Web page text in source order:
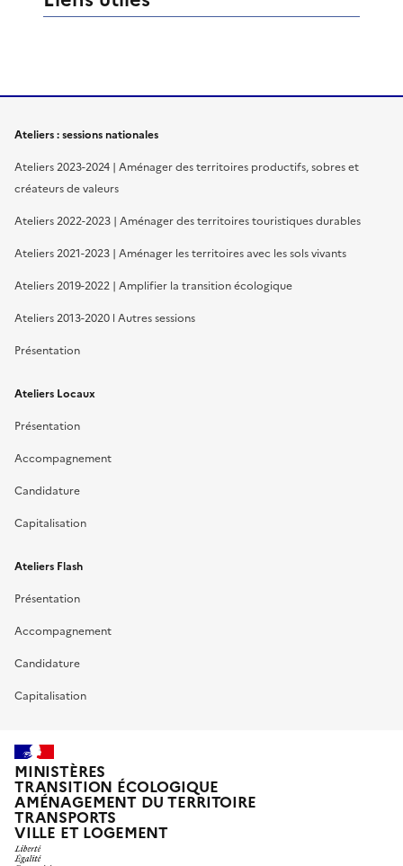
Ateliers : sessions nationales
Ateliers 2023-2024 | Aménager des territoires productifs, sobres et
créateurs de valeurs
Ateliers 2022-2023 | Aménager des territoires touristiques durables
Ateliers 2021-2023 | Aménager les territoires avec les sols vivants
Ateliers 2019-2022 | Amplifier la transition écologique
Ateliers 2013-2020 l Autres sessions
Présentation
Ateliers Locaux
Présentation
Accompagnement
Candidature
Capitalisation
Ateliers Flash
Présentation
Accompagnement
Candidature
Capitalisation
MINISTÈRES
TRANSITION ÉCOLOGIQUE
AMÉNAGEMENT DU TERRITOIRE
TRANSPORTS
VILLE ET LOGEMENT